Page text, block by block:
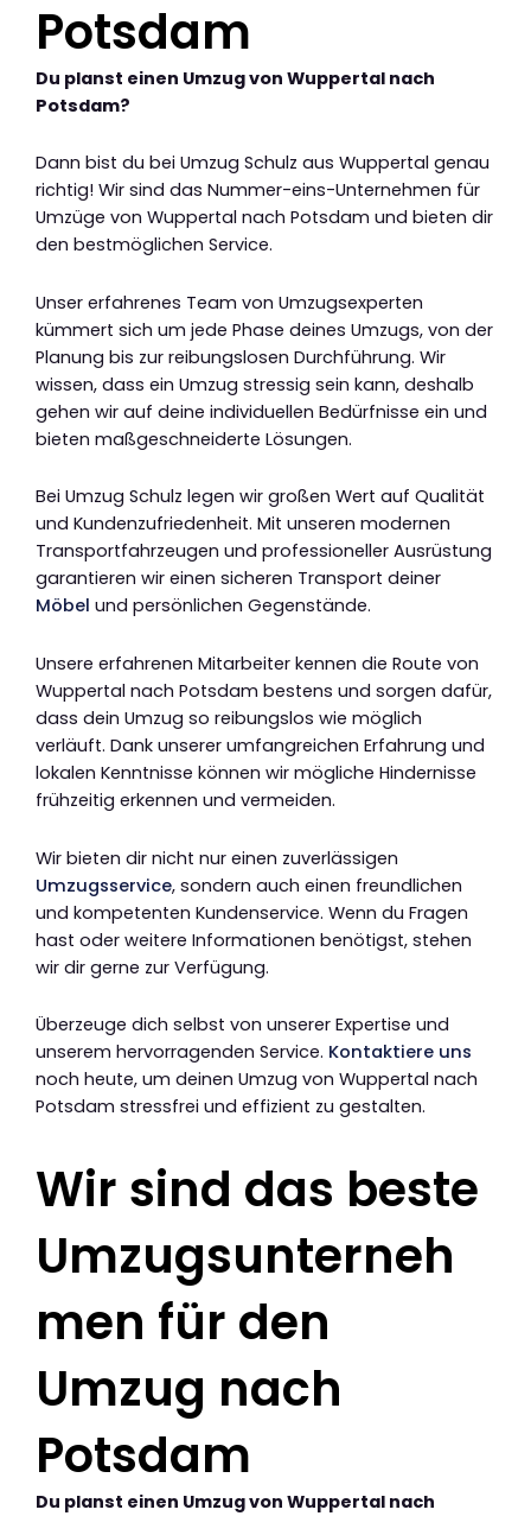
Potsdam
Du planst einen Umzug von Wuppertal nach
Potsdam?
Dann bist du bei Umzug Schulz aus Wuppertal genau
richtig! Wir sind das Nummer-eins-Unternehmen für
Umzüge von Wuppertal nach Potsdam und bieten dir
den bestmöglichen Service.
Unser erfahrenes Team von Umzugsexperten
kümmert sich um jede Phase deines Umzugs, von der
Planung bis zur reibungslosen Durchführung. Wir
wissen, dass ein Umzug stressig sein kann, deshalb
gehen wir auf deine individuellen Bedürfnisse ein und
bieten maßgeschneiderte Lösungen.
Bei Umzug Schulz legen wir großen Wert auf Qualität
und Kundenzufriedenheit. Mit unseren modernen
Transportfahrzeugen und professioneller Ausrüstung
garantieren wir einen sicheren Transport deiner
Möbel und persönlichen Gegenstände.
Unsere erfahrenen Mitarbeiter kennen die Route von
Wuppertal nach Potsdam bestens und sorgen dafür,
dass dein Umzug so reibungslos wie möglich
verläuft. Dank unserer umfangreichen Erfahrung und
lokalen Kenntnisse können wir mögliche Hindernisse
frühzeitig erkennen und vermeiden.
Wir bieten dir nicht nur einen zuverlässigen
Umzugsservice, sondern auch einen freundlichen
und kompetenten Kundenservice. Wenn du Fragen
hast oder weitere Informationen benötigst, stehen
wir dir gerne zur Verfügung.
Überzeuge dich selbst von unserer Expertise und
unserem hervorragenden Service. Kontaktiere uns
noch heute, um deinen Umzug von Wuppertal nach
Potsdam stressfrei und effizient zu gestalten.
Wir sind das beste
Umzugsunterneh
men für den
Umzug nach
Potsdam
Du planst einen Umzug von Wuppertal nach